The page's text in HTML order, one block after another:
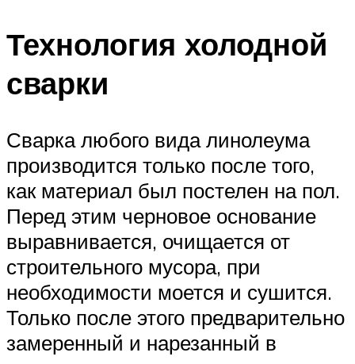
Технология холодной
сварки
Сварка любого вида линолеума
производится только после того,
как материал был постелен на пол.
Перед этим черновое основание
выравнивается, очищается от
строительного мусора, при
необходимости моется и сушится.
Только после этого предварительно
замеренный и нарезанный в